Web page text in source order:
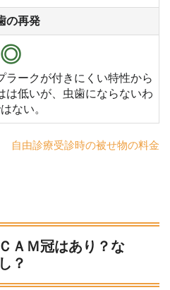
の再発
◎
ラークが付きにくい特性から
は低いが、虫歯にならないわ
ない。
自由診療受診時の被せ物の料金
ＡＭ冠はあり？な
し？